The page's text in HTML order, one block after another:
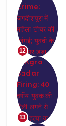
12
13